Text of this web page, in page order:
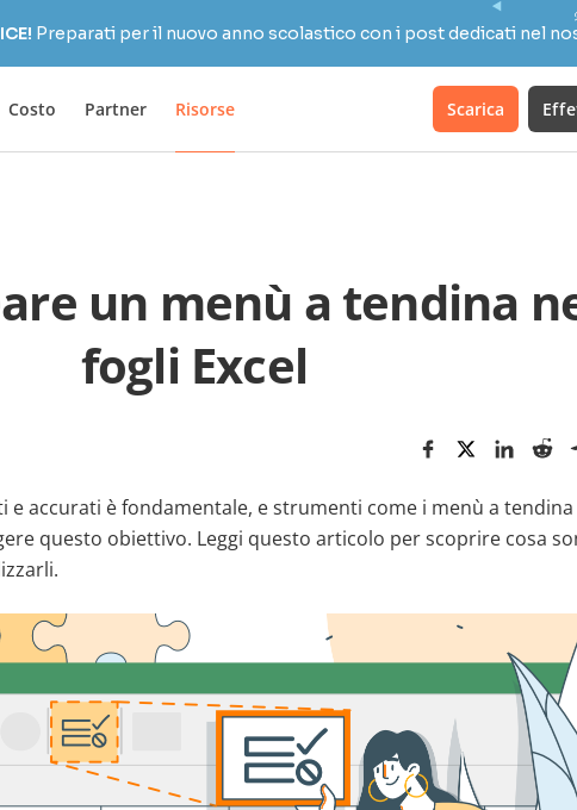
Preparati per il nuovo anno scolastico con i post dedicati nel
Costo Partner Risorse Scarica
un menù a tendina
fogli Excel
e accurati è fondamentale, e strumenti come i menù a tendina
questo obiettivo. Leggi questo articolo per scoprire cosa